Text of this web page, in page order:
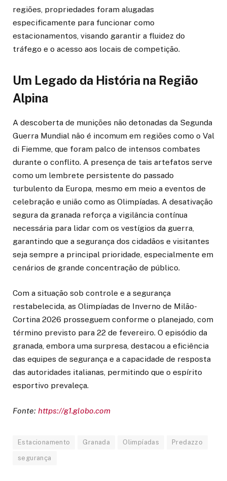
regiões, propriedades foram alugadas
especificamente para funcionar como
estacionamentos, visando garantir a fluidez do
tráfego e o acesso aos locais de competição.
Um Legado da História na Região
Alpina
A descoberta de munições não detonadas da Segunda
Guerra Mundial não é incomum em regiões como o Val
di Fiemme, que foram palco de intensos combates
durante o conflito. A presença de tais artefatos serve
como um lembrete persistente do passado
turbulento da Europa, mesmo em meio a eventos de
celebração e união como as Olimpíadas. A desativação
segura da granada reforça a vigilância contínua
necessária para lidar com os vestígios da guerra,
garantindo que a segurança dos cidadãos e visitantes
seja sempre a principal prioridade, especialmente em
cenários de grande concentração de público.
Com a situação sob controle e a segurança
restabelecida, as Olimpíadas de Inverno de Milão-
Cortina 2026 prosseguem conforme o planejado, com
término previsto para 22 de fevereiro. O episódio da
granada, embora uma surpresa, destacou a eficiência
das equipes de segurança e a capacidade de resposta
das autoridades italianas, permitindo que o espírito
esportivo prevaleça.
Fonte: https://g1.globo.com
Estacionamento Granada Olimpíadas Predazzo
segurança